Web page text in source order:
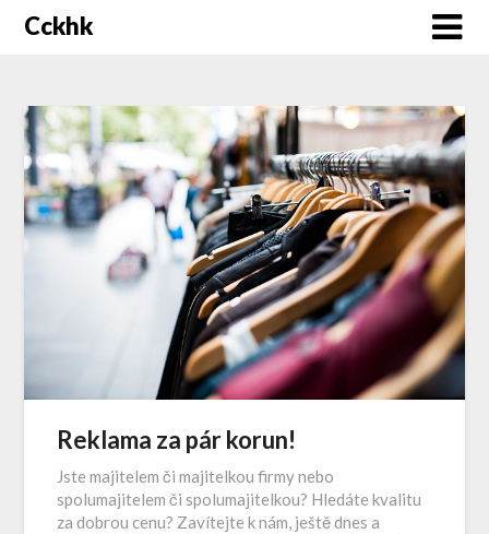
Cckhk
Reklama za pár korun!
Jste majitelem či majitelkou firmy nebo
spolumajitelem či spolumajitelkou? Hledáte kvalitu
za dobrou cenu? Zavítejte k nám, ještě dnes a